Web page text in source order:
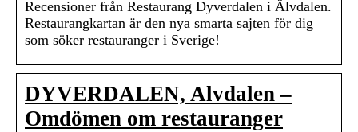
Recensioner från Restaurang Dyverdalen i Älvdalen.
Restaurangkartan är den nya smarta sajten för dig
som söker restauranger i Sverige!
DYVERDALEN, Alvdalen –
Omdömen om restauranger